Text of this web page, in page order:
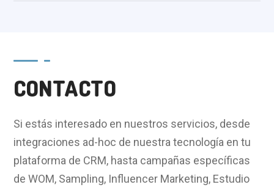
CONTACTO
Si estás interesado en nuestros servicios, desde
integraciones ad-hoc de nuestra tecnología en tu
plataforma de CRM, hasta campañas específicas
de WOM, Sampling, Influencer Marketing, Estudio